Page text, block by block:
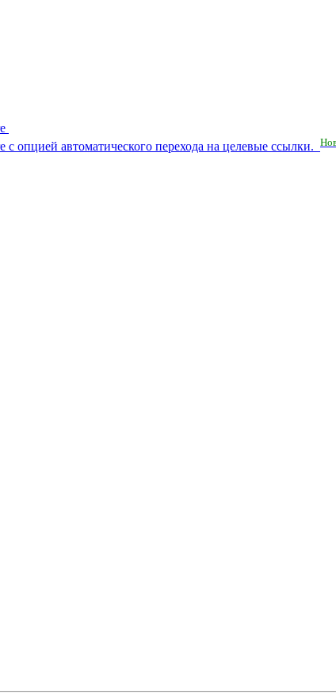
опцией автоматического перехода на целевые ссылки.